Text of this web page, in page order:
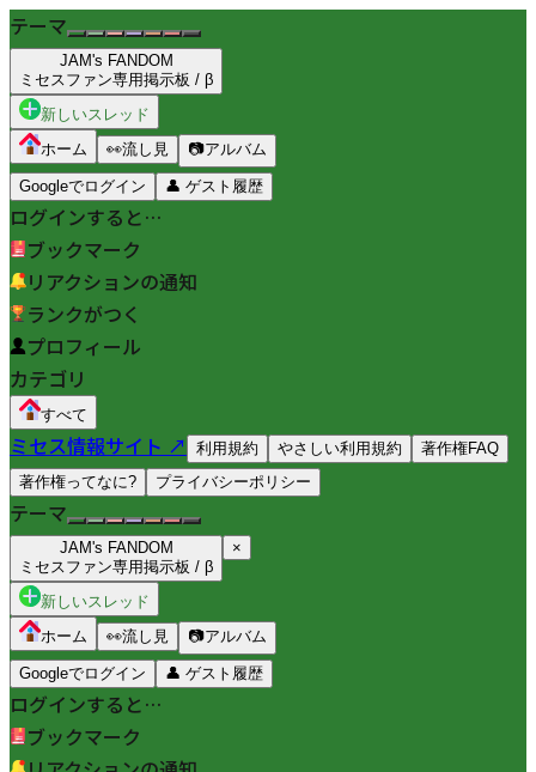
テーマ
JAM's FANDOM
ミセスファン専用掲示板 / β
新しいスレッド
ホーム
👀流し見 📷アルバム
Googleでログイン 👤 ゲスト履歴
ログインすると…
ブックマーク
リアクションの通知
ランクがつく
プロフィール
カテゴリ
すべて
ミセス情報サイト ↗ 利用規約 やさしい利用規約
著作権FAQ
著作権ってなに?
プライバシーポリシー
テーマ
JAM's FANDOM
ミセスファン専用掲示板 / β
×
新しいスレッド
ホーム
👀流し見 📷アルバム
Googleでログイン 👤 ゲスト履歴
ログインすると…
ブックマーク